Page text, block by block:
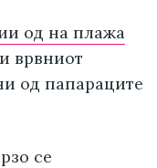
од на плажа
врвниот
од папараците
се